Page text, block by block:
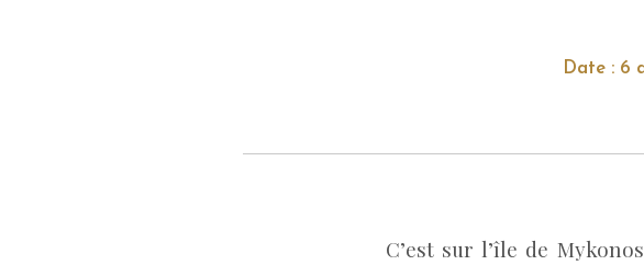
Date : 6
C’est sur l’île de